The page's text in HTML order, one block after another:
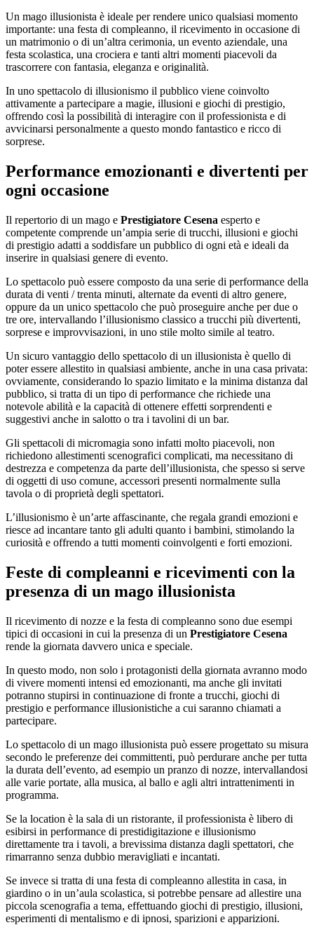
Un mago illusionista è ideale per rendere unico qualsiasi momento
importante: una festa di compleanno, il ricevimento in occasione di
un matrimonio o di un’altra cerimonia, un evento aziendale, una
festa scolastica, una crociera e tanti altri momenti piacevoli da
trascorrere con fantasia, eleganza e originalità.
In uno spettacolo di illusionismo il pubblico viene coinvolto
attivamente a partecipare a magie, illusioni e giochi di prestigio,
offrendo così la possibilità di interagire con il professionista e di
avvicinarsi personalmente a questo mondo fantastico e ricco di
sorprese.
Performance emozionanti e divertenti per
ogni occasione
Il repertorio di un mago e Prestigiatore Cesena esperto e
competente comprende un’ampia serie di trucchi, illusioni e giochi
di prestigio adatti a soddisfare un pubblico di ogni età e ideali da
inserire in qualsiasi genere di evento.
Lo spettacolo può essere composto da una serie di performance della
durata di venti / trenta minuti, alternate da eventi di altro genere,
oppure da un unico spettacolo che può proseguire anche per due o
tre ore, intervallando l’illusionismo classico a trucchi più divertenti,
sorprese e improvvisazioni, in uno stile molto simile al teatro.
Un sicuro vantaggio dello spettacolo di un illusionista è quello di
poter essere allestito in qualsiasi ambiente, anche in una casa privata:
ovviamente, considerando lo spazio limitato e la minima distanza dal
pubblico, si tratta di un tipo di performance che richiede una
notevole abilità e la capacità di ottenere effetti sorprendenti e
suggestivi anche in salotto o tra i tavolini di un bar.
Gli spettacoli di micromagia sono infatti molto piacevoli, non
richiedono allestimenti scenografici complicati, ma necessitano di
destrezza e competenza da parte dell’illusionista, che spesso si serve
di oggetti di uso comune, accessori presenti normalmente sulla
tavola o di proprietà degli spettatori.
L’illusionismo è un’arte affascinante, che regala grandi emozioni e
riesce ad incantare tanto gli adulti quanto i bambini, stimolando la
curiosità e offrendo a tutti momenti coinvolgenti e forti emozioni.
Feste di compleanni e ricevimenti con la
presenza di un mago illusionista
Il ricevimento di nozze e la festa di compleanno sono due esempi
tipici di occasioni in cui la presenza di un Prestigiatore Cesena
rende la giornata davvero unica e speciale.
In questo modo, non solo i protagonisti della giornata avranno modo
di vivere momenti intensi ed emozionanti, ma anche gli invitati
potranno stupirsi in continuazione di fronte a trucchi, giochi di
prestigio e performance illusionistiche a cui saranno chiamati a
partecipare.
Lo spettacolo di un mago illusionista può essere progettato su misura
secondo le preferenze dei committenti, può perdurare anche per tutta
la durata dell’evento, ad esempio un pranzo di nozze, intervallandosi
alle varie portate, alla musica, al ballo e agli altri intrattenimenti in
programma.
Se la location è la sala di un ristorante, il professionista è libero di
esibirsi in performance di prestidigitazione e illusionismo
direttamente tra i tavoli, a brevissima distanza dagli spettatori, che
rimarranno senza dubbio meravigliati e incantati.
Se invece si tratta di una festa di compleanno allestita in casa, in
giardino o in un’aula scolastica, si potrebbe pensare ad allestire una
piccola scenografia a tema, effettuando giochi di prestigio, illusioni,
esperimenti di mentalismo e di ipnosi, sparizioni e apparizioni.